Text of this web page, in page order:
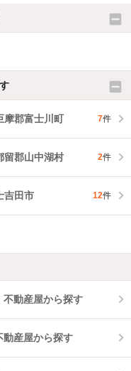
摩郡富士川町 7件
留郡山中湖村 2件
吉田市 12件
不動産屋から探す
動産屋から探す